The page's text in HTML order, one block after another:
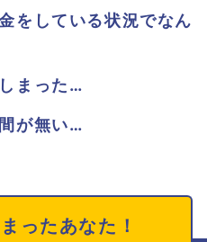
をしている状況でなん
まった…
が無い…
ったあなた！